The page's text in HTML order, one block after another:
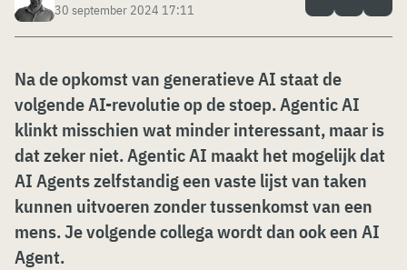
30 september 2024 17:11
Na de opkomst van generatieve AI staat de
volgende AI-revolutie op de stoep. Agentic AI
klinkt misschien wat minder interessant, maar is
dat zeker niet. Agentic AI maakt het mogelijk dat
AI Agents zelfstandig een vaste lijst van taken
kunnen uitvoeren zonder tussenkomst van een
mens. Je volgende collega wordt dan ook een AI
Agent.